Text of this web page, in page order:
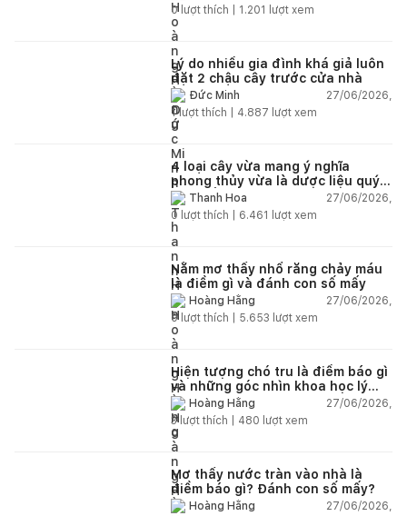
0lượt thích | 1.201 lượt xem
Lý do nhiều gia đình khá giả luôn
đặt 2 chậu cây trước cửa nhà
Đức Minh
27/06/2026,
1lượt thích | 4.887 lượt xem
4 loại cây vừa mang ý nghĩa
phong thủy vừa là dược liệu quý
nên trồng trong nhà
Thanh Hoa
27/06/2026,
0 lượt thích | 6.461 lượt xem
Nằm mơ thấy nhổ răng chảy máu
là điềm gì và đánh con số mấy
Hoàng Hằng
27/06/2026,
0lượt thích | 5.653 lượt xem
Hiện tượng chó tru là điềm báo gì
và những góc nhìn khoa học lý
giảiHoàng Hằng
27/06/2026,
3lượt thích | 480 lượt xem
Mơ thấy nước tràn vào nhà là
điềm báo gì? Đánh con số mấy?
Hoàng Hằng
27/06/2026,